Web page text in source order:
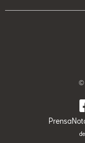
©
Prensa